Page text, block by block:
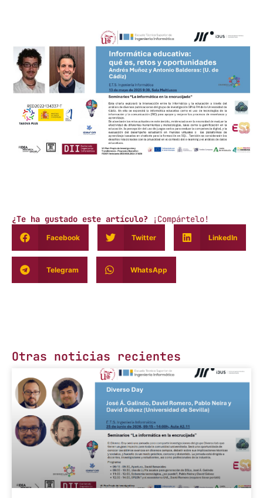
¿Te ha gustado este artículo? ¡Compártelo!
Facebook Twitter LinkedIn
Telegram WhatsApp
Otras noticias recientes